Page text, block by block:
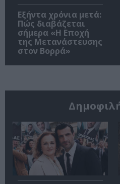
Εξήντα χρόνια μετά:
Πώς διαβάζεται
σήμερα «Η Εποχή
της Μετανάστευσης
στον Βορρά»